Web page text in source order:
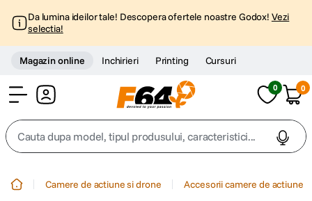
Da lumina ideilor tale! Descopera ofertele noastre Godox! Vezi
selectia!
Magazin online Inchirieri Printing Cursuri
0 0
Cauta dupa model, tipul produsului, caracteristici...
Camere de actiune si drone Accesorii camere de actiune